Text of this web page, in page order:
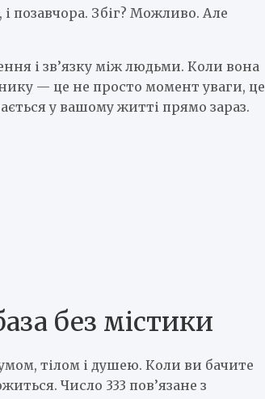
позавчора. Збіг? Можливо. Але
і зв’язку між людьми. Коли вона
— це не просто момент уваги, це
у вашому житті прямо зараз.
без містики
тілом і душею. Коли ви бачите
Число 333 пов’язане з